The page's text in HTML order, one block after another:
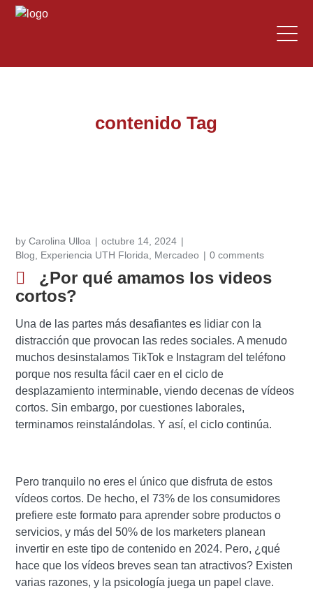
contenido Tag
byCarolina Ulloa
octubre 14, 2024
Blog
Experiencia UTH Florida Mercadeo 0 comments
¿Por qué amamos los videos
cortos?
Una de las partes más desafiantes es lidiar con la
distracción que provocan las redes sociales. A menudo
muchos desinstalamos TikTok e Instagram del teléfono
porque nos resulta fácil caer en el ciclo de
desplazamiento interminable, viendo decenas de vídeos
cortos. Sin embargo, por cuestiones laborales,
terminamos reinstalándolas. Y así, el ciclo continúa.
Pero tranquilo no eres el único que disfruta de estos
vídeos cortos. De hecho, el 73% de los consumidores
prefiere este formato para aprender sobre productos o
servicios, y más del 50% de los marketers planean
invertir en este tipo de contenido en 2024. Pero, ¿qué
hace que los vídeos breves sean tan atractivos? Existen
varias razones, y la psicología juega un papel clave.